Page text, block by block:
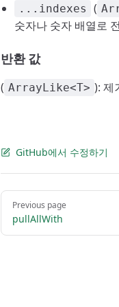
...indexes (
숫자나 숫자 배열로
반환 값
( ArrayLike<T> ): 제
GitHub에서 수정하기
Pager
Previous page
pullAllWith